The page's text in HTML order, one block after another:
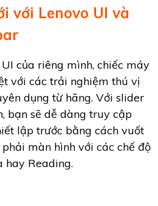
với Lenovo UI và
của riêng mình, chiếc máy
với các trải nghiệm thú vị
dụng từ hãng. Với slider
bạn sẽ dễ dàng truy cập
lập trước bằng cách vuốt
màn hình với các chế độ
hay Reading.